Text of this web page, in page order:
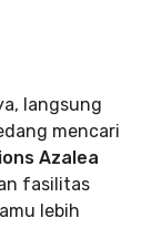
langsung
mencari
Azalea
fasilitas
lebih